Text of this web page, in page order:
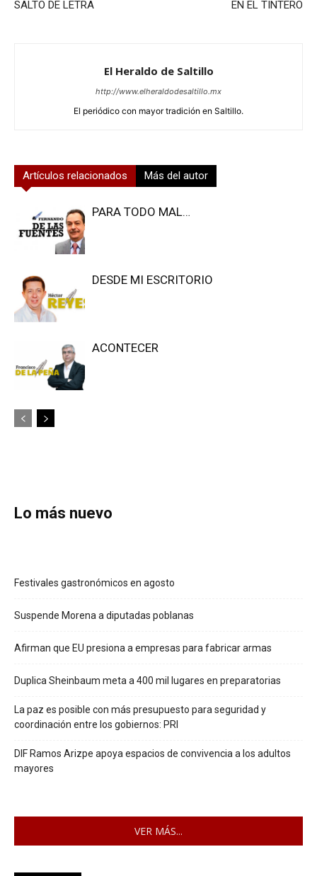
SALTO DE LETRA EN EL TINTERO
El Heraldo de Saltillo
http://www.elheraldodesaltillo.mx
El periódico con mayor tradición en Saltillo.
Artículos relacionados Más del autor
PARA TODO MAL…
DESDE MI ESCRITORIO
ACONTECER
Lo más nuevo
Festivales gastronómicos en agosto
Suspende Morena a diputadas poblanas
Afirman que EU presiona a empresas para fabricar armas
Duplica Sheinbaum meta a 400 mil lugares en preparatorias
La paz es posible con más presupuesto para seguridad y
coordinación entre los gobiernos: PRI
DIF Ramos Arizpe apoya espacios de convivencia a los adultos
mayores
VER MÁS...